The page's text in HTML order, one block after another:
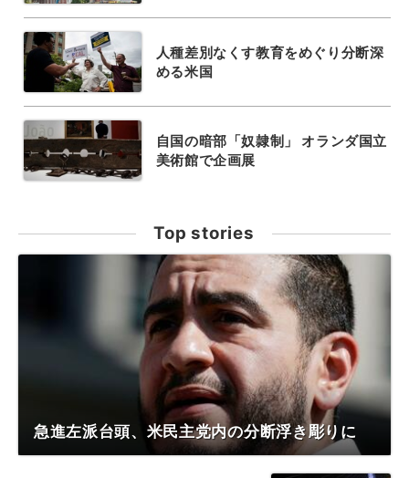
人種差別なくす教育をめぐり分断深
める米国
自国の暗部「奴隷制」 オランダ国立
美術館で企画展
Top stories
急進左派台頭、米民主党内の分断浮き彫りに